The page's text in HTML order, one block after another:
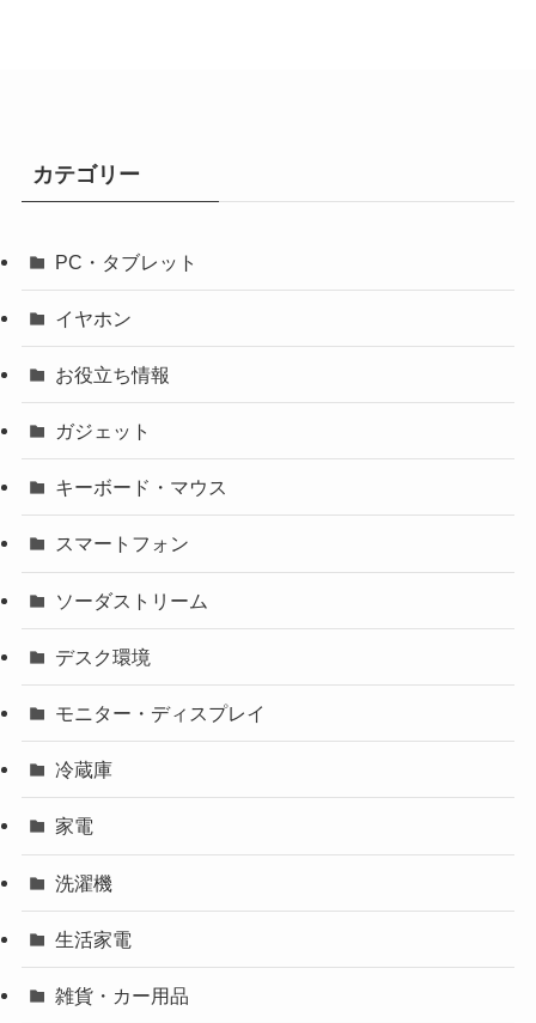
カテゴリー
PC・タブレット
イヤホン
お役立ち情報
ガジェット
キーボード・マウス
スマートフォン
ソーダストリーム
デスク環境
モニター・ディスプレイ
冷蔵庫
家電
洗濯機
生活家電
雑貨・カー用品